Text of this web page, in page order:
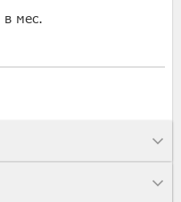
в мес.